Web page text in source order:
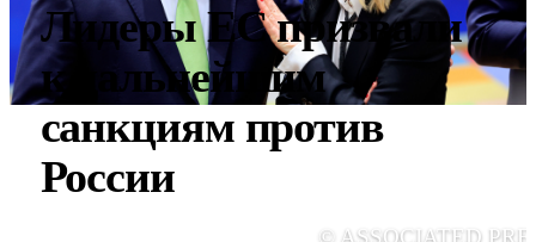
Лидеры ЕС призвали
к дальнейшим
санкциям против
России
© ASSOCIATED